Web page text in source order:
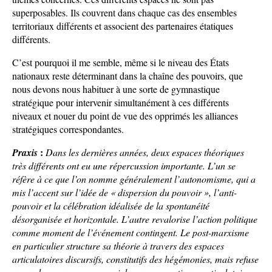
superposables. Ils couvrent dans chaque cas des ensembles
territoriaux différents et associent des partenaires étatiques
différents.
C’est pourquoi il me semble, même si le niveau des États
nationaux reste déterminant dans la chaîne des pouvoirs, que
nous devons nous habituer à une sorte de gymnastique
stratégique pour intervenir simultanément à ces différents
niveaux et nouer du point de vue des opprimés les alliances
stratégiques correspondantes.
Praxis : Dans les dernières années, deux espaces théoriques
très différents ont eu une répercussion importante. L’un se
réfère à ce que l’on nomme généralement l’autonomisme, qui a
mis l’accent sur l’idée de « dispersion du pouvoir », l’anti-
pouvoir et la célébration idéalisée de la spontanéité
désorganisée et horizontale. L’autre revalorise l’action politique
comme moment de l’événement contingent. Le post-marxisme
en particulier structure sa théorie à travers des espaces
articulatoires discursifs, constitutifs des hégémonies, mais refuse